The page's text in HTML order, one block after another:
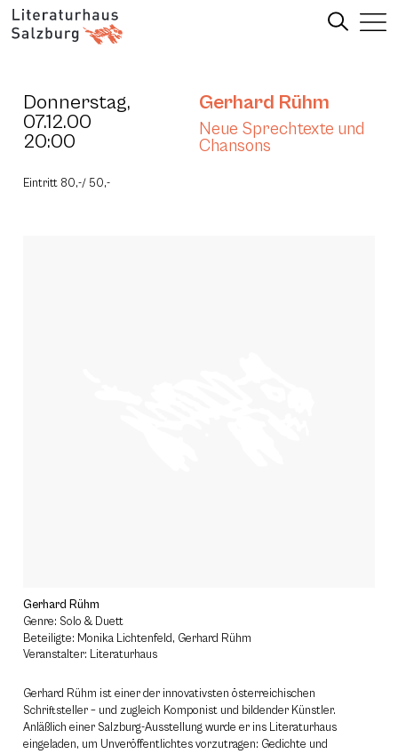
Donnerstag,
07.12.00
20:00
Gerhard Rühm
Neue Sprechtexte und
Chansons
Eintritt 80,-/ 50,-
Gerhard Rühm
Genre: Solo & Duett
Beteiligte: Monika Lichtenfeld, Gerhard Rühm
Veranstalter: Literaturhaus
Gerhard Rühm ist einer der innovativsten österreichischen
Schriftsteller – und zugleich Komponist und bildender Künstler.
Anläßlich einer Salzburg-Ausstellung wurde er ins Literaturhaus
eingeladen, um Unveröffentlichtes vorzutragen: Gedichte und